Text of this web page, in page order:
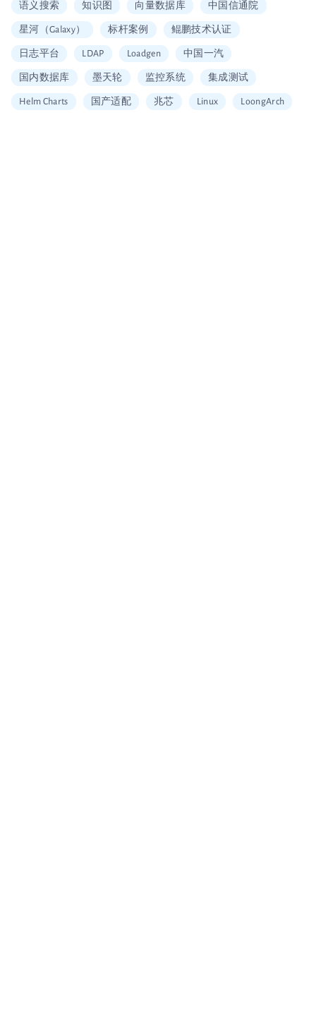
语义搜索 知识图 向量数据库 中国信通院
星河（Galaxy） 标杆案例 鲲鹏技术认证
日志平台 LDAP Loadgen 中国一汽
国内数据库 墨天轮 监控系统 集成测试
Helm Charts 国产适配 兆芯 Linux LoongArch